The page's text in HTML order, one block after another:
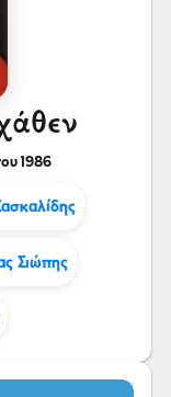
1986
Σιώπης